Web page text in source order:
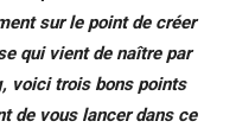
sur le point de créer
qui vient de naître par
voici trois bons points
de vous lancer dans ce